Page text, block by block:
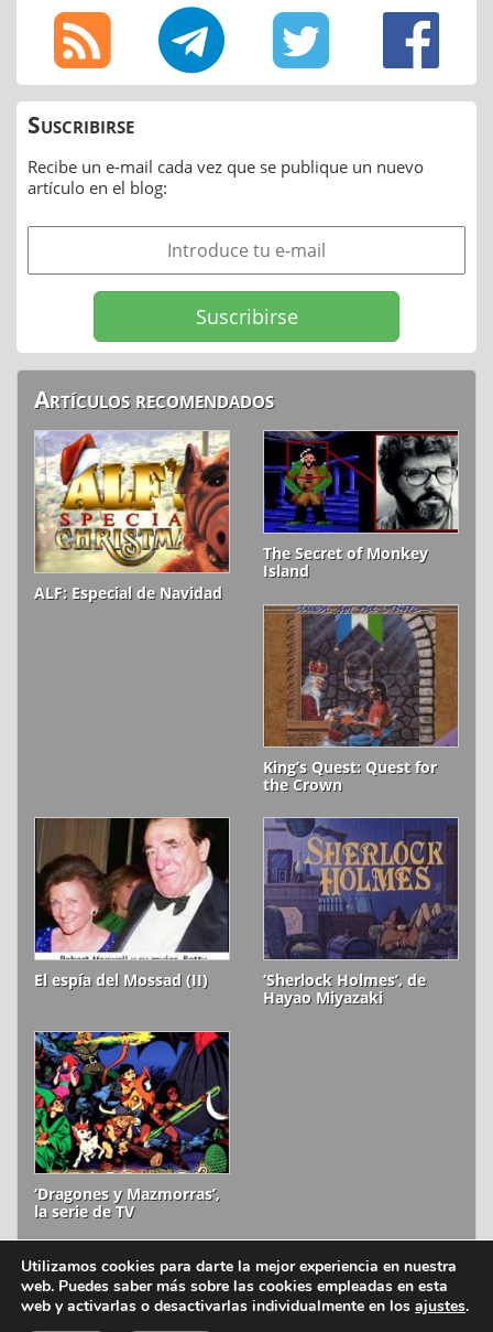
Suscribirse
Recibe un e-mail cada vez que se publique un nuevo
artículo en el blog:
Artículos recomendados
ALF: Especial de Navidad
The Secret of Monkey
Island
King’s Quest: Quest for
the Crown
El espía del Mossad (II)
‘Sherlock Holmes’, de
Hayao Miyazaki
‘Dragones y Mazmorras’,
la serie de TV
ion litio © 2006-2026 Aviso legal
Utilizamos cookies para darte la mejor experiencia en nuestra
web. Puedes saber más sobre las cookies empleadas en esta
web y activarlas o desactivarlas individualmente en los ajustes.